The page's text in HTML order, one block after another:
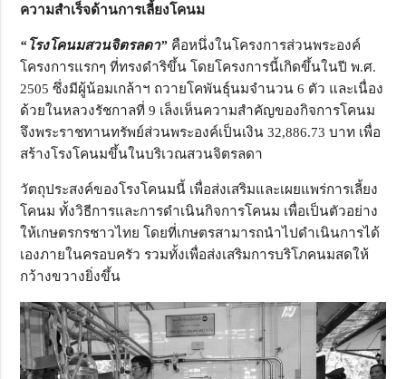
ความสำเร็จด้านการเลี้ยงโคนม
“โรงโคนมสวนจิตรลดา” คือหนึ่งในโครงการส่วนพระองค์
โครงการแรกๆ ที่ทรงดำริขึ้น โดยโครงการนี้เกิดขึ้นในปี พ.ศ.
2505 ซึ่งมีผู้น้อมเกล้าฯ ถวายโคพันธุ์นมจำนวน 6 ตัว และเนื่อง
ด้วยในหลวงรัชกาลที่ 9 เล็งเห็นความสำคัญของกิจการโคนม
จึงพระราชทานทรัพย์ส่วนพระองค์เป็นเงิน 32,886.73 บาท เพื่อ
สร้างโรงโคนมขึ้นในบริเวณสวนจิตรลดา
วัตถุประสงค์ของโรงโคนมนี้ เพื่อส่งเสริมและเผยแพร่การเลี้ยง
โคนม ทั้งวิธีการและการดำเนินกิจการโคนม เพื่อเป็นตัวอย่าง
ให้เกษตรกรชาวไทย โดยที่เกษตรสามารถนำไปดำเนินการได้
เองภายในครอบครัว รวมทั้งเพื่อส่งเสริมการบริโภคนมสดให้
กว้างขวางยิ่งขึ้น